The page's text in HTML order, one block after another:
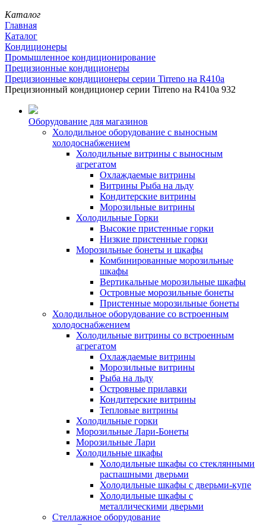
Каталог
Главная
Каталог
Кондиционеры
Промышленное кондиционирование
Прецизионные кондиционеры
Прецизионные кондиционеры серии Tirreno на R410a
Прецизионный кондиционер серии Tirreno на R410a 932
Оборудование для магазинов
Холодильное оборудование с выносным
холодоснабжением
Холодильные витрины с выносным
агрегатом
Охлаждаемые витрины
Витрины Рыба на льду
Кондитерские витрины
Морозильные витрины
Холодильные Горки
Высокие пристенные горки
Низкие пристенные горки
Морозильные бонеты и шкафы
Комбинированные морозильные
шкафы
Вертикальные морозильные шкафы
Островные морозильные бонеты
Пристенные морозильные бонеты
Холодильное оборудование со встроенным
холодоснабжением
Холодильные витрины со встроенным
агрегатом
Охлаждаемые витрины
Морозильные витрины
Рыба на льду
Островные прилавки
Кондитерские витрины
Тепловые витрины
Холодильные горки
Морозильные Лари-Бонеты
Морозильные Лари
Холодильные шкафы
Холодильные шкафы со стеклянными
распашными дверьми
Холодильные шкафы с дверьми-купе
Холодильные шкафы с
металлическими дверьми
Стеллажное оборудование